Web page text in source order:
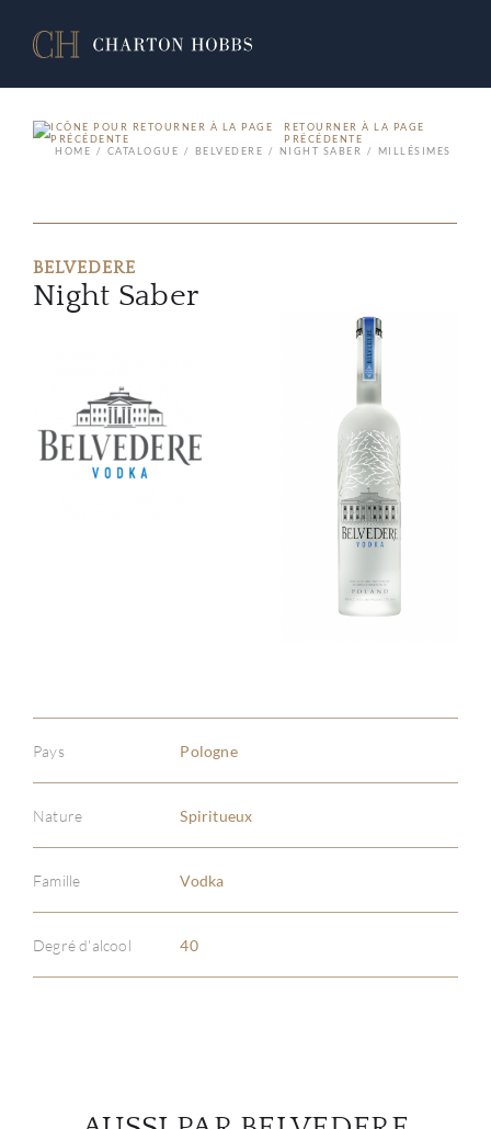
RETOURNER À LA PAGE
PRÉCÉDENTE
HOME
CATALOGUE BELVEDERE NIGHT SABER MILLÉSIMES
BELVEDERE
Night Saber
Pays Pologne
Nature Spiritueux
Famille Vodka
Degré d'alcool 40